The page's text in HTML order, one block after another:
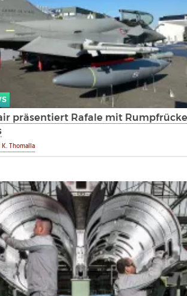
präsentiert Rafale mit
Thomalla